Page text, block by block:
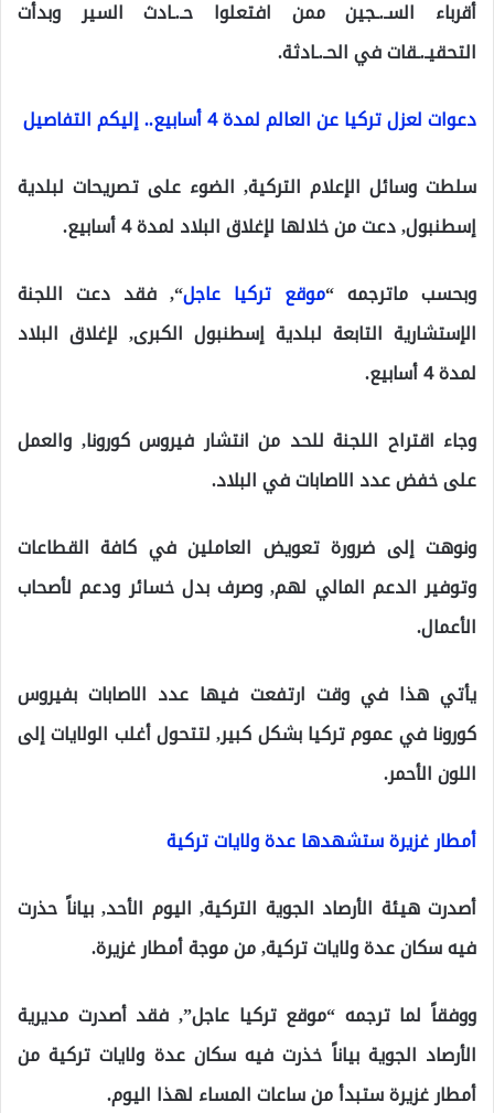
أقرباء السـ.ـجين ممن افتعلوا حـ.ـادث السير وبدأت
التحقيـ.ـقات في الحـ.ـادثة.
دعوات لعزل تركيا عن العالم لمدة 4 أسابيع.. إليكم التفاصيل
سلطت وسائل الإعلام التركية, الضوء على تصريحات لبلدية
إسطنبول, دعت من خلالها لإغلاق البلاد لمدة 4 أسابيع.
وبحسب ماترجمه “موقع تركيا عاجل“, فقد دعت اللجنة
الإستشارية التابعة لبلدية إسطنبول الكبرى, لإغلاق البلاد
لمدة 4 أسابيع.
وجاء اقتراح اللجنة للحد من انتشار فيروس كورونا, والعمل
على خفض عدد الاصابات في البلاد.
ونوهت إلى ضرورة تعويض العاملين في كافة القطاعات
وتوفير الدعم المالي لهم, وصرف بدل خسائر ودعم لأصحاب
الأعمال.
يأتي هذا في وقت ارتفعت فيها عدد الاصابات بفيروس
كورونا في عموم تركيا بشكل كبير, لتتحول أغلب الولايات إلى
اللون الأحمر.
أمطار غزيرة ستشهدها عدة ولايات تركية
أصدرت هيئة الأرصاد الجوية التركية, اليوم الأحد, بياناً حذرت
فيه سكان عدة ولايات تركية, من موجة أمطار غزيرة.
ووفقاً لما ترجمه “موقع تركيا عاجل”, فقد أصدرت مديرية
الأرصاد الجوية بياناً خذرت فيه سكان عدة ولايات تركية من
أمطار غزيرة ستبدأ من ساعات المساء لهذا اليوم.